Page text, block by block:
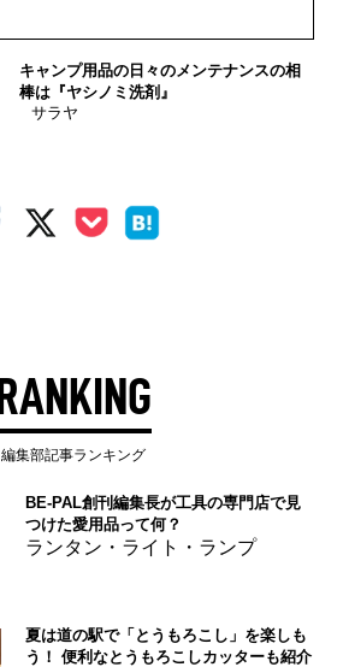
キャンプ用品の日々のメンテナンスの相
棒は『ヤシノミ洗剤』
サラヤ
RANKING
編集部記事ランキング
BE-PAL創刊編集長が工具の専門店で見
つけた愛用品って何？
ランタン・ライト・ランプ
夏は道の駅で「とうもろこし」を楽しも
う！ 便利なとうもろこしカッターも紹介